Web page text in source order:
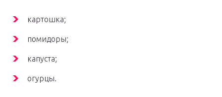
картошка;
помидоры;
капуста;
огурцы.